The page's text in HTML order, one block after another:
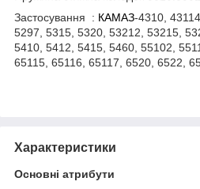
Застосування : КАМАЗ-4310,
5297, 5315, 5320, 53212, 53215,
5410, 5412, 5415, 5460, 55102,
65115, 65116, 65117, 6520, 6522,
Характеристики
Основні атрибути